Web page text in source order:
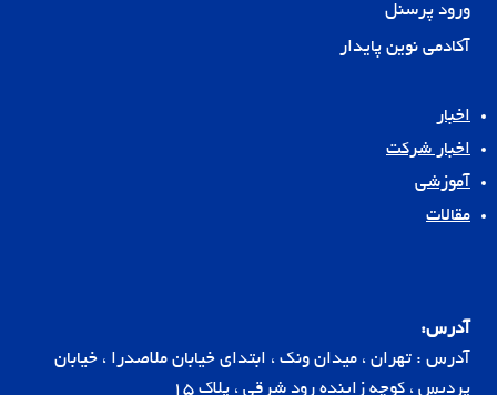
ورود پرسنل
آکادمی نوین پایدار
اخبار
اخبار شرکت
آموزشی
مقالات
آدرس:
آدرس : تهران ، میدان ونک ، ابتدای خیابان ملاصدرا ، خیابان
پردیس ، کوچه زاینده رود شرقی ، پلاک 15